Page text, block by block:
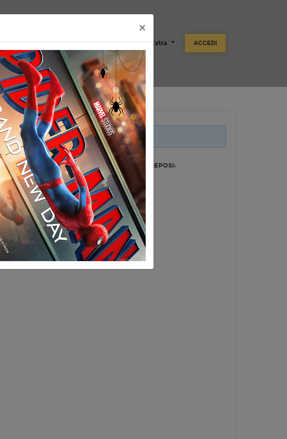
Promozioni Scuole Aziende Extra ACCEDI
Sono presenti spettacoli su strutture differenti
PASSA ALLA STRUTTURA MULTISALA REPOSI:
×